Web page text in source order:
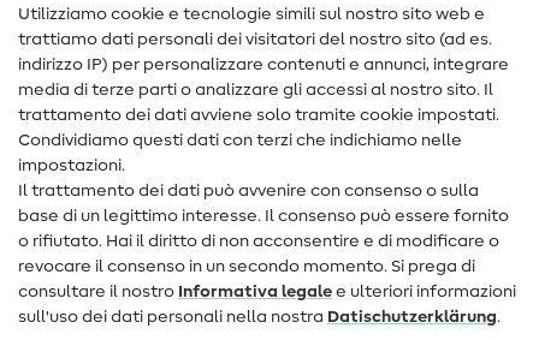
Nähanleitungen
Assistenza e contatto
Contatto
Informazioni sul nuovo proprietario
FAQ
Diritto di recesso
Popolare
Utilizziamo cookie e tecnologie simili sul nostro sito web e
trattiamo dati personali dei visitatori del nostro sito (ad es.
indirizzo IP) per personalizzare contenuti e annunci, integrare
media di terze parti o analizzare gli accessi al nostro sito. Il
trattamento dei dati avviene solo tramite cookie impostati.
Condividiamo questi dati con terzi che indichiamo nelle
impostazioni.
Il trattamento dei dati può avvenire con consenso o sulla
base di un legittimo interesse. Il consenso può essere fornito
o rifiutato. Hai il diritto di non acconsentire e di modificare o
revocare il consenso in un secondo momento. Si prega di
consultare il nostro Informativa legale e ulteriori informazioni
sull'uso dei dati personali nella nostra Dati­schutz­erklärung.